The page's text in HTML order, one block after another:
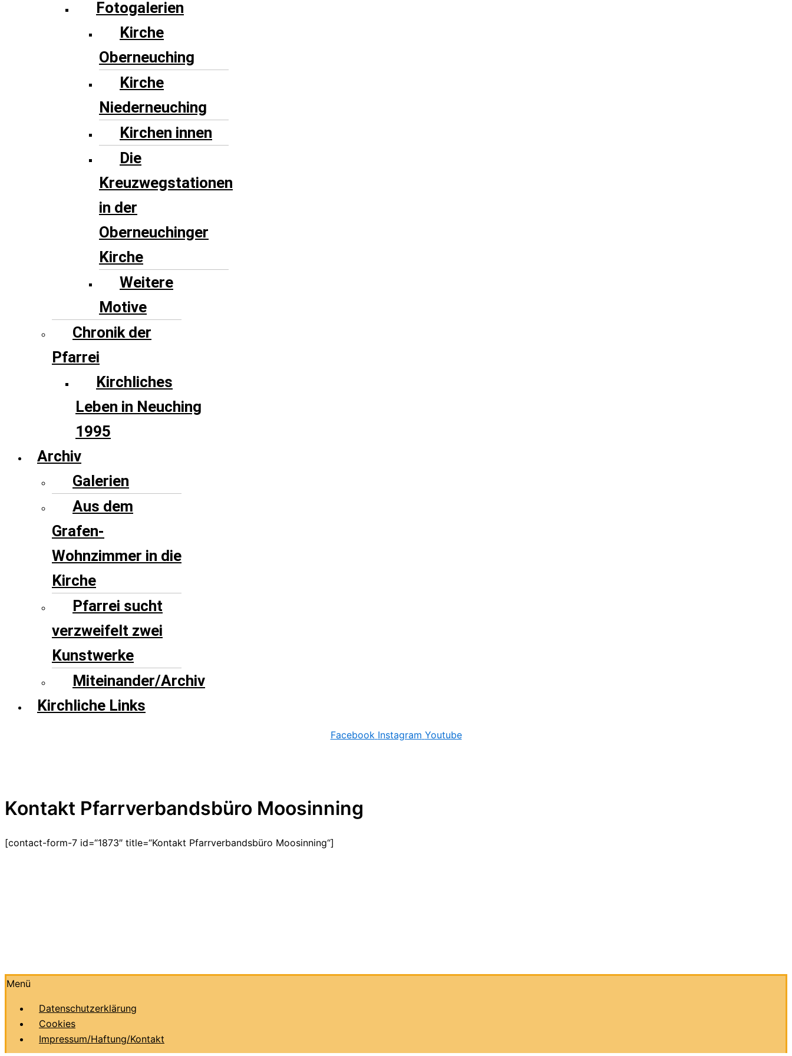
Fotogalerien
Kirche
Oberneuching
Kirche
Niederneuching
Kirchen innen
Die
Kreuzwegstationen
in der
Oberneuchinger
Kirche
Weitere
Motive
Chronik der
Pfarrei
Kirchliches
Leben in Neuching
1995
Archiv
Galerien
Aus dem
Grafen-
Wohnzimmer in die
Kirche
Pfarrei sucht
verzweifelt zwei
Kunstwerke
Miteinander/Archiv
Kirchliche Links
Facebook Instagram Youtube
Kontakt Pfarrverbandsbüro Moosinning
[contact-form-7 id=“1873″ title=“Kontakt Pfarrverbandsbüro Moosinning“]
Menü
Datenschutzerklärung
Cookies
Impressum/Haftung/Kontakt